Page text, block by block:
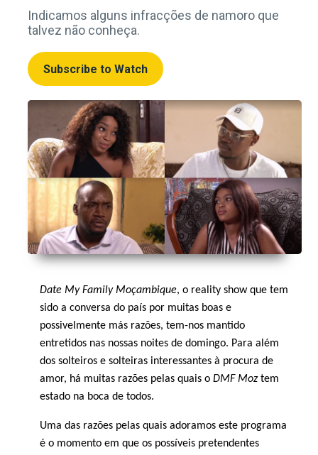
Indicamos alguns infracções de namoro que
talvez não conheça.
Subscribe to Watch
Date My Family Moçambique, o reality show que tem
sido a conversa do país por muitas boas e
possivelmente más razões, tem-nos mantido
entretidos nas nossas noites de domingo. Para além
dos solteiros e solteiras interessantes à procura de
amor, há muitas razões pelas quais o DMF Moztem
estado na boca de todos.
Uma das razões pelas quais adoramos este programa
é o momento em que os possíveis pretendentes